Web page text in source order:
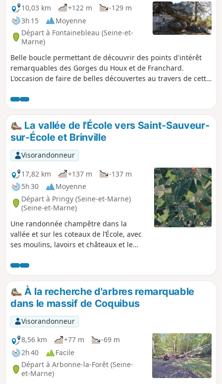
10,03 km
+122 m
-129 m
3h 15
Moyenne
Départ à Fontainebleau (Seine-et-
Marne)
Belle boucle permettant de découvrir des points d'intérêt
remarquables des Gorges du Houx et de Franchard.
L'occasion de faire de belles découvertes au travers de cette
La vallée de l'École vers Saint-Sauveur-
sur-École et Brinville
Visorandonneur
17,82 km
+137 m
-137 m
5h 30
Moyenne
Départ à Pringy (Seine-et-Marne)
(Seine-et-Marne)
Une randonnée champêtre dans la
vallée et sur les coteaux de l’École, avec
ses moulins, lavoirs et châteaux et le
boue en période pluvieuse.
À la recherche d'arbres remarquable
dans le massif de Coquibus
Visorandonneur
8,56 km
+77 m
-69 m
2h 40
Facile
Départ à Arbonne-la-Forêt (Seine-
et-Marne)